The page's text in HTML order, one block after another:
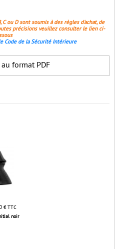
ou D sont soumis à des règles d'achat, de
précisions veuillez consulter le lien ci-
Code de la Sécurité Intérieure
format PDF
€ TTC
noir